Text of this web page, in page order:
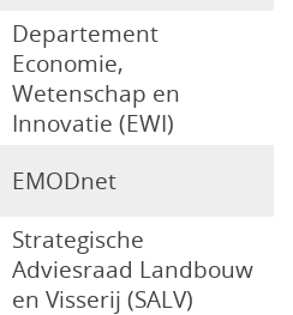
Departement
Economie,
Wetenschap en
Innovatie (EWI)
EMODnet
Strategische
Adviesraad Landbouw
en Visserij (SALV)